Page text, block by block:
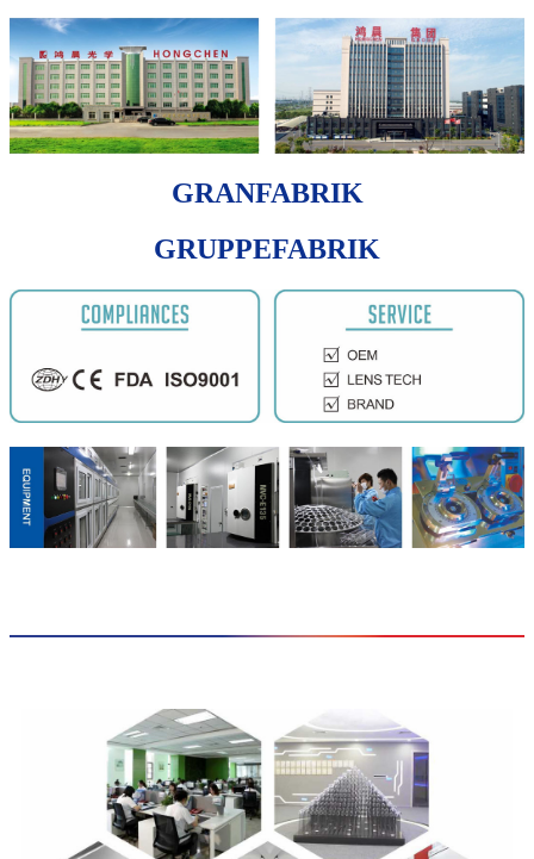
GRANFABRIK
GRUPPEFABRIK